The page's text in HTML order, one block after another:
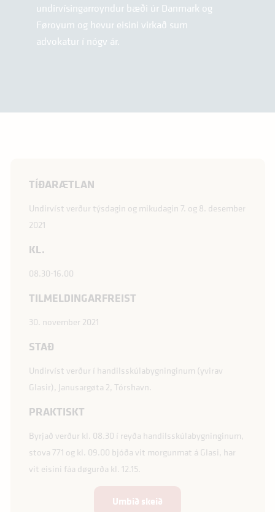
undirvísingarroyndur bæði úr Danmark og
Føroyum og hevur eisini virkað sum
advokatur í nógv ár.
TÍÐARÆTLAN
Undirvíst verður týsdagin og mikudagin 7. og 8. desember
2021
KL.
08.30-16.00
TILMELDINGARFREIST
30. november 2021
STAÐ
Undirvíst verður í handilsskúlabygninginum (yvirav
Glasir), Janusargøta 2, Tórshavn.
PRAKTISKT
Byrjað verður kl. 08.30 í reyða handilsskúlabygninginum,
stova 771 og kl. 09.00 bjóða vit morgunmat á Glasi, har
vit eisini fáa døgurða kl. 12.15.
Umbið skeið